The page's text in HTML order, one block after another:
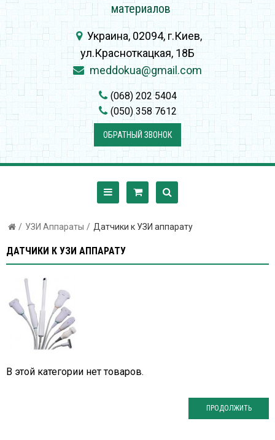
материалов
Украина, 02094, г.Киев,
ул.Красноткацкая, 18Б
meddokua@gmail.com
(068) 202 5404
(050) 358 7612
ОБРАТНЫЙ ЗВОНОК
УЗИ Аппараты Датчики к УЗИ аппарату
ДАТЧИКИ К УЗИ АППАРАТУ
В этой категории нет товаров.
ПРОДОЛЖИТЬ